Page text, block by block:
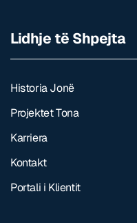
Lidhje të Shpejta
Historia Jonë
Projektet Tona
Karriera
Kontakt
Portali i Klientit